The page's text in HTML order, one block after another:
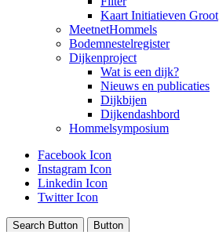
Kaart Initiatieven Groot
MeetnetHommels
Bodemnestelregister
Dijkenproject
Wat is een dijk?
Nieuws en publicaties
Dijkbijen
Dijkendashbord
Hommelsymposium
Facebook Icon
Instagram Icon
Linkedin Icon
Twitter Icon
Search Button Button